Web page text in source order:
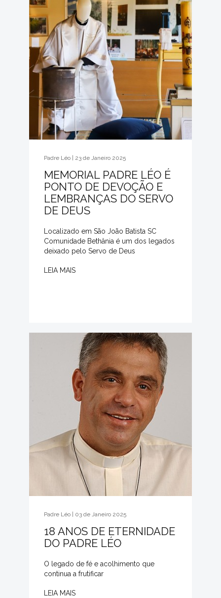
Padre Léo | 23 de Janeiro 2025
MEMORIAL PADRE LÉO É
PONTO DE DEVOÇÃO E
LEMBRANÇAS DO SERVO
DE DEUS
Localizado em São João Batista SC
Comunidade Bethânia é um dos legados
deixado pelo Servo de Deus
LEIA MAIS
Padre Léo | 03 de Janeiro 2025
18 ANOS DE ETERNIDADE
DO PADRE LÉO
O legado de fé e acolhimento que
continua a frutificar
LEIA MAIS